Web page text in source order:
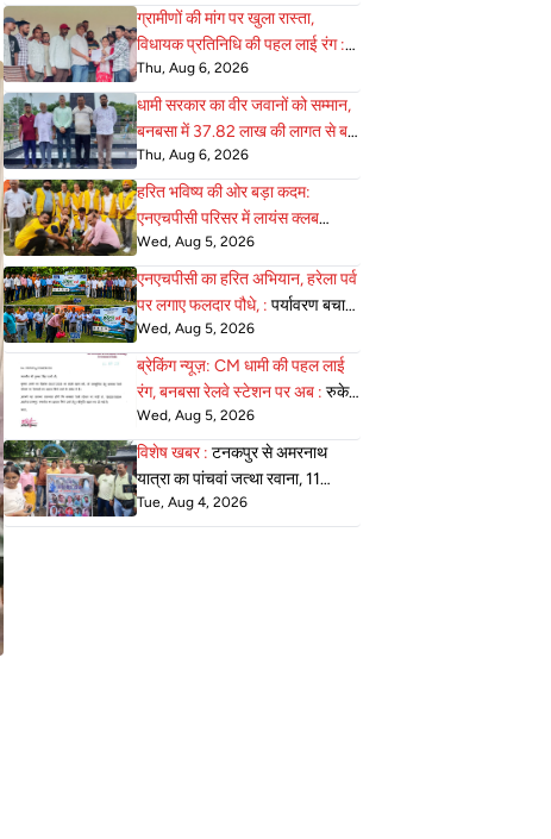
ग्रामीणों की मांग पर खुला रास्ता,
विधायक प्रतिनिधि की पहल लाई रंग :
एनएचपीसी ने सुरक्षा के साथ दी
आवाजाही की अनुमति
Thu, Aug 6, 2026
धामी सरकार का वीर जवानों को सम्मान,
बनबसा में 37.82 लाख की लागत से बन
:रहा भव्य सैनिक स्मारक अंतिम चरण में
Thu, Aug 6, 2026
हरित भविष्य की ओर बड़ा कदम:
एनएचपीसी परिसर में लायंस क्लब
जोन-22 ने 75 :पौधे रोपे, पर्यावरण
संरक्षण का दिया सशक्त संदेश
Wed, Aug 5, 2026
एनएचपीसी का हरित अभियान, हरेला पर्व
पर लगाए फलदार पौधे, : पर्यावरण बचाने
का लिया संकल्प
Wed, Aug 5, 2026
ब्रेकिंग न्यूज़: CM धामी की पहल लाई
रंग, बनबसा रेलवे स्टेशन पर अब : रुकेगी
अछनेरा–टनकपुर एक्सप्रेस
Wed, Aug 5, 2026
विशेष खबर : टनकपुर से अमरनाथ
यात्रा का पांचवां जत्था रवाना, 11
अगस्त को होगी वापसी
Tue, Aug 4, 2026